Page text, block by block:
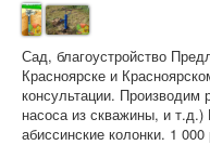
Сад, благоустройство
Красноярске и
консультации. Производим
насоса из скважины, и
абиссинские колонки. 1 000